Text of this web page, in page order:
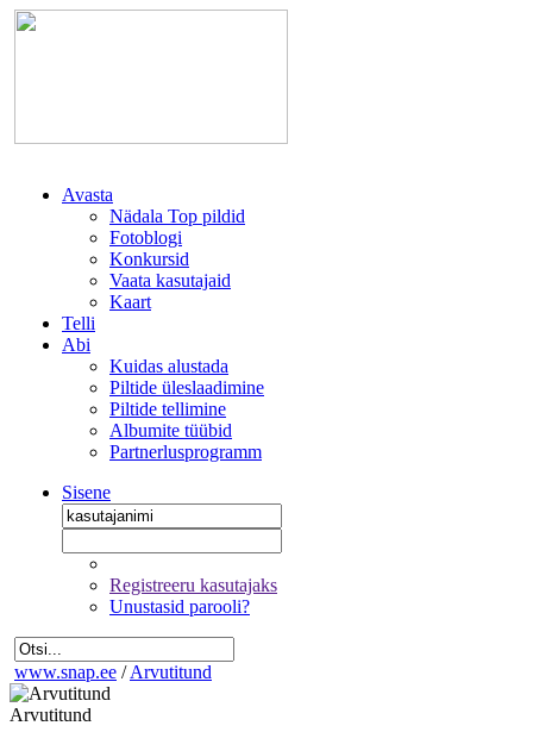
Avasta
Nädala Top pildid
Fotoblogi
Konkursid
Vaata kasutajaid
Kaart
Telli
Abi
Kuidas alustada
Piltide üleslaadimine
Piltide tellimine
Albumite tüübid
Partnerlusprogramm
Sisene
Registreeru kasutajaks
Unustasid parooli?
www.snap.ee / Arvutitund
Arvutitund